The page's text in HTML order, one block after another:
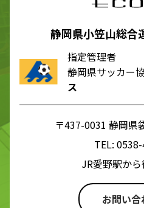
静岡県小笠山総
指定管理者
静岡県サッカー
ス
〒437-0031 静岡県
TEL:
JR愛野駅か
お問い合